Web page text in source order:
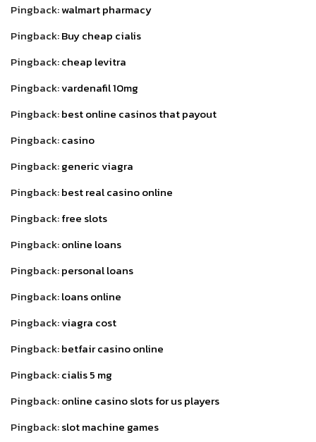
Pingback:walmart pharmacy
Pingback:Buy cheap cialis
Pingback:cheap levitra
Pingback:vardenafil 10mg
Pingback:best online casinos that payout
Pingback:casino
Pingback:generic viagra
Pingback:best real casino online
Pingback:free slots
Pingback:online loans
Pingback:personal loans
Pingback:loans online
Pingback:viagra cost
Pingback:betfair casino online
Pingback:cialis 5 mg
Pingback:online casino slots for us players
Pingback:slot machine games